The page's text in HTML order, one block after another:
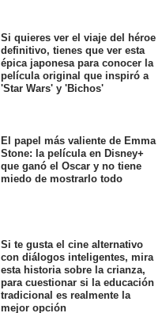
Si quieres ver el viaje del héroe
definitivo, tienes que ver esta
épica japonesa para conocer la
película original que inspiró a
'Star Wars' y 'Bichos'
El papel más valiente de Emma
Stone: la película en Disney+
que ganó el Oscar y no tiene
miedo de mostrarlo todo
Si te gusta el cine alternativo
con diálogos inteligentes, mira
esta historia sobre la crianza,
para cuestionar si la educación
tradicional es realmente la
mejor opción